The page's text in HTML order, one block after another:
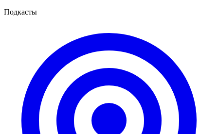
Подкасты